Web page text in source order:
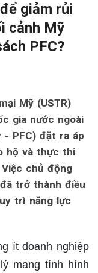
giảm rủi
cảnh Mỹ
PFC?
Mỹ (USTR)
gia nước ngoài
- PFC) đặt ra áp
hộ và thực thi
chủ động
trở thành điều
trì năng lực
ít doanh nghiệp
mang tính hình